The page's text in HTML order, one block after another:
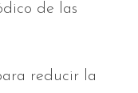
de las
reducir la